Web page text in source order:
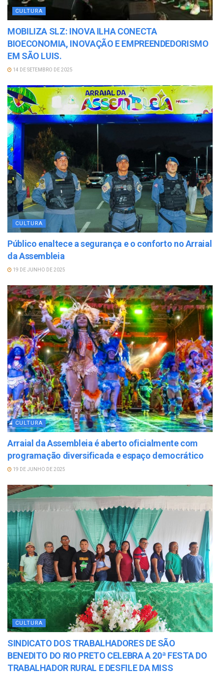
CULTURA
MOBILIZA SLZ: INOVA ILHA CONECTA
BIOECONOMIA, INOVAÇÃO E EMPREENDEDORISMO
EM SÃO LUIS.
14 DE SETEMBRO DE 2025
CULTURA
Público enaltece a segurança e o conforto no Arraial
da Assembleia
19 DE JUNHO DE 2025
CULTURA
Arraial da Assembleia é aberto oficialmente com
programação diversificada e espaço democrático
19 DE JUNHO DE 2025
CULTURA
SINDICATO DOS TRABALHADORES DE SÃO
BENEDITO DO RIO PRETO CELEBRA A 20ª FESTA DO
TRABALHADOR RURAL E DESFILE DA MISS